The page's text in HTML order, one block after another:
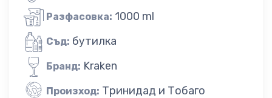
Разфасовка: 1000 ml
Съд: бутилка
Бранд: Kraken
Произход: Тринидад и Тобаго